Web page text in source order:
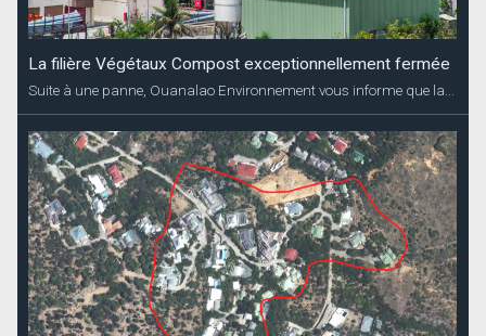
La filière Végétaux Compost exceptionnellement fermée
Suite à une panne, Ouanalao Environnement vous informe que la...